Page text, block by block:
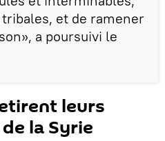
et de ramener
a poursuivi le
leurs
la Syrie